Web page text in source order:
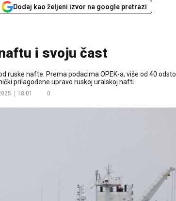
Dodaj kao željeni izvor na google pretrazi
i svoju čast
ruske nafte. Prema podacima OPEK-a, više od 40 odsto
prilagođene upravo ruskoj uralskoj nafti
18:01 0